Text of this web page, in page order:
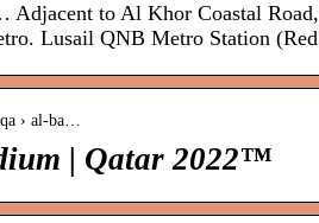
to Al Khor Coastal
Lusail QNB Metro Station
› al-ba…
| Qatar 2022™